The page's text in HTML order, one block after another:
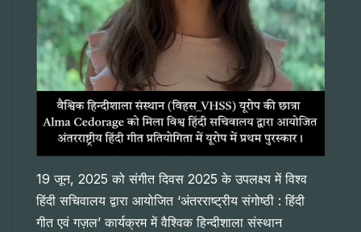
19 जून, 2025 को संगीत दिवस 2025 के उपलक्ष्य में विश्व
हिंदी सचिवालय द्वारा आयोजित ‘अंतरराष्ट्रीय संगोष्ठी : हिंदी
गीत एवं गज़ल’ कार्यक्रम में वैश्विक हिन्दीशाला संस्थान